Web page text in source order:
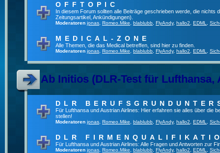
OFFTOPIC
In diesem Forum sollten alle Beiträge geschrieben werde, die
Zeitungsartikel, Ankündigungen).
Moderatoren jonas Romeo.Mike blablubb FlyAndy, hallo2 EDML
MEDICAL-ZONE
Alle Themen, die das Medical betreffen, sind hier zu finden.
Moderatoren jonas Romeo.Mike blablubb FlyAndy, hallo2 EDML
Ab Initios (DLR-Test für Lufthansa,
DLR
Für Lufthansa und Austrian Airlines: Hier erfahren sie alles über die
stellen!
Moderatoren jonas Romeo.Mike blablubb FlyAndy, hallo2 EDML
DLR
Für Lufthansa und Austrian Airlines: Alle Fragen und Antworten zur
Moderatoren jonas Romeo.Mike blablubb FlyAndy, hallo2 EDML